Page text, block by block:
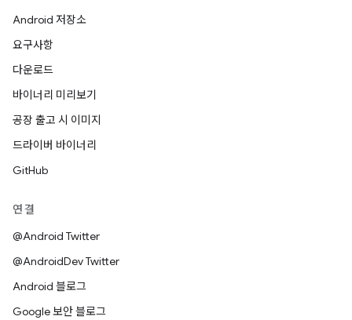
Android 저장소
요구사항
다운로드
바이너리 미리보기
공장 출고 시 이미지
드라이버 바이너리
GitHub
연결
@Android Twitter
@AndroidDev Twitter
Android 블로그
Google 보안 블로그